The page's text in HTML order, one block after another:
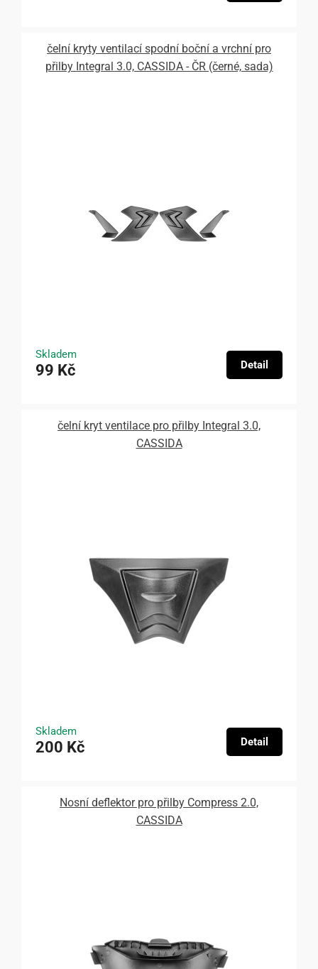
čelní kryty ventilací spodní boční a vrchní pro
přilby Integral 3.0, CASSIDA - ČR (černé, sada)
Skladem
99 Kč Detail
čelní kryt ventilace pro přilby Integral 3.0,
CASSIDA
Skladem
200 Kč Detail
Nosní deflektor pro přilby Compress 2.0,
CASSIDA